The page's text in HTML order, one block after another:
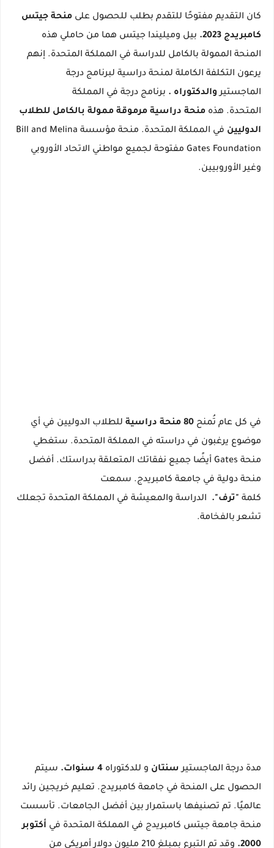
كان التقديم مفتوحًا للتقدم بطلب للحصول على منحة جيتس
كامبريدج 2023.
بيل وميليندا جيتس هما من حاملي هذه
المنحة الممولة بالكامل للدراسة في المملكة المتحدة. إنهم
يرعون التكلفة الكاملة لمنحة دراسية لبرنامج درجة
الماجستيروالدكتوراه . برنامج درجة في المملكة
المتحدة. هذه منحة دراسية مرموقة ممولة بالكامل للطلاب
الدوليين في المملكة المتحدة.
منحة مؤسسة Bill and Melina
Gates Foundation مفتوحة لجميع مواطني الاتحاد الأوروبي
وغير الأوروبيين.
في كل عام تُمنح 80 منحة دراسية
للطلاب الدوليين في أي
موضوع يرغبون في دراسته في المملكة المتحدة. ستغطي
منحة Gates أيضًا جميع نفقاتك المتعلقة بدراستك.
أفضل
منحة دولية في جامعة كامبريدج. سمعت
كلمة "ترف".
الدراسة والمعيشة في المملكة المتحدة تجعلك
تشعر بالفخامة.
مدة درجة الماجستير سنتان و للدكتوراه 4 سنوات.
سيتم
الحصول على المنحة في جامعة كامبريدج. تعليم خريجين رائد
عالميًا. تم تصنيفها باستمرار بين أفضل الجامعات. تأسست
منحة جامعة جيتس كامبريدج في المملكة المتحدة في أكتوبر
2000.
وقد تم التبرع بمبلغ 210 مليون دولار أمريكي من